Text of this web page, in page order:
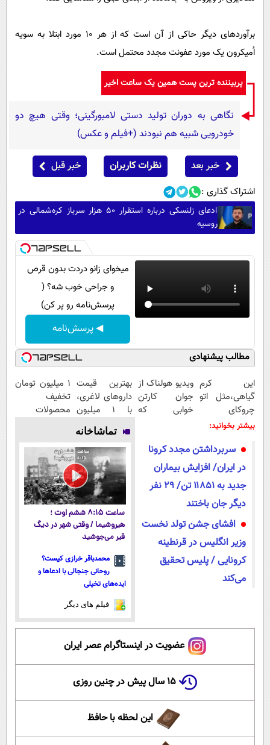
برآوردهای دیگر حاکی از آن است که از هر ۱۰ مورد ابتلا به سویه
اُمیکرون یک مورد عفونت مجدد محتمل است.
پربیننده ترین پست همین یک ساعت اخیر
نگاهی به دوران تولید دستی لامبورگینی؛ وقتی هیچ دو
خودرویی شبیه هم نبودند (+فیلم و عکس)
خبر بعد نظرات کاربران خبر قبل
اشتراک گذاری :
ادعای زلنسکی درباره استقرار ۵۰ هزار سرباز کره‌شمالی در
روسیه
میخوای زانو دردت بدون قرص
و جراحی خوب شه؟ (
پرسش‌نامه رو پر کن)
◀ پرسش‌نامه
مطالب پیشنهادی
این کرم
گیاهی،مثل اتو
چروکای
پوستتوصاف
ویدیو هولناک از
جوان کارتن
خوابی که
بهترین قیمت
داروهای لاغری،
با ۱ میلیون
تخفیف و ارسال
از داروخانه‌
۱ میلیون تومان
تخفیف
محصولات
شروع کاهش
وزن
بیشتر بخوانید:
سربرداشتن مجدد کرونا
در ایران/ افزایش بیماران
جدید به ۱۱۸۵۱ تن/ ۲۹ نفر
دیگر جان باختند
افشای جشن تولد نخست
وزیر انگلیس در قرنطینه
کرونایی / پلیس تحقیق
می‌کند
تماشاخانه
ساعت ۸:۱۵ ششم اوت ؛
هیروشیما / وقتی شهر در دیگ
قیر می‌جوشید
محمدباقر خرازی کیست؟
روحانی جنجالی با ادعاها و
ایده‌های تخیلی
فیلم های دیگر
عضویت در اینستاگرام عصر ایران
۱۵ سال پیش در چنین روزی
این لحظه با حافظ